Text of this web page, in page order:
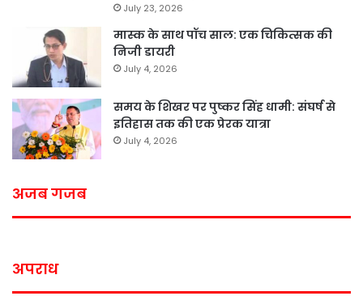
July 23, 2026
मास्क के साथ पॉच साल: एक चिकित्सक की
निजी डायरी
July 4, 2026
समय के शिखर पर पुष्कर सिंह धामी: संघर्ष से
इतिहास तक की एक प्रेरक यात्रा
July 4, 2026
अजब गजब
अपराध